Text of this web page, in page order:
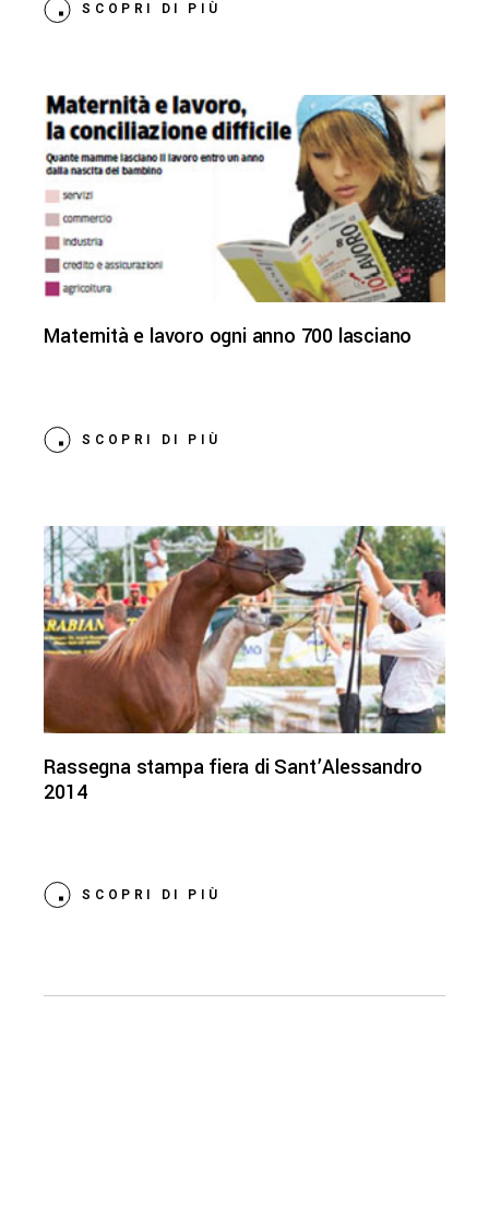
SCOPRI DI PIÙ
Maternità e lavoro ogni anno 700 lasciano
SCOPRI DI PIÙ
Rassegna stampa fiera di Sant’Alessandro
2014
SCOPRI DI PIÙ